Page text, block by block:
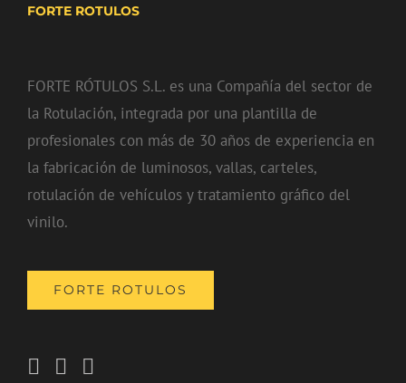
FORTE ROTULOS
FORTE RÓTULOS S.L. es una Compañía del sector de
la Rotulación, integrada por una plantilla de
profesionales con más de 30 años de experiencia en
la fabricación de luminosos, vallas, carteles,
rotulación de vehículos y tratamiento gráfico del
vinilo.
FORTE ROTULOS